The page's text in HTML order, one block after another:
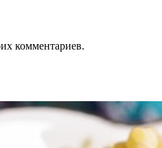
комментариев.